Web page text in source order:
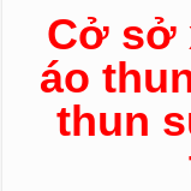
Cở sở
áo
thun